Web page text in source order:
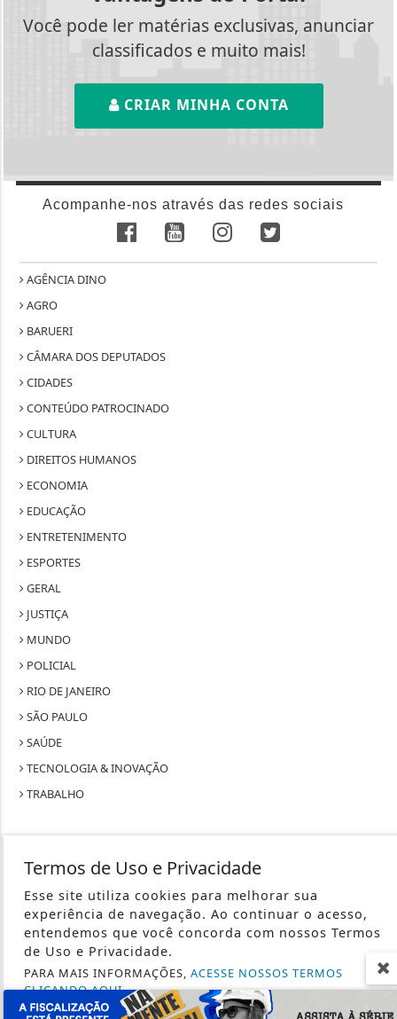
Você pode ler matérias exclusivas, anunciar
classificados e muito mais!
CRIAR MINHA CONTA
Acompanhe-nos através das redes sociais
AGÊNCIA DINO
AGRO
BARUERI
CÂMARA DOS DEPUTADOS
CIDADES
CONTEÚDO PATROCINADO
CULTURA
DIREITOS HUMANOS
ECONOMIA
EDUCAÇÃO
ENTRETENIMENTO
ESPORTES
GERAL
JUSTIÇA
MUNDO
POLICIAL
RIO DE JANEIRO
SÃO PAULO
SAÚDE
TECNOLOGIA & INOVAÇÃO
TRABALHO
SEU SITE - TODOS OS DIREITOS RESERVADOS.
TERMOS DE USO E PRIVACIDADE
EXPEDIENTE
SOBRE
Termos de Uso e Privacidade
Esse site utiliza cookies para melhorar sua
experiência de navegação. Ao continuar o acesso,
entendemos que você concorda com nossos Termos
de Uso e Privacidade.
PARA MAIS INFORMAÇÕES, ACESSE NOSSOS TERMOS
CLICANDO AQUI